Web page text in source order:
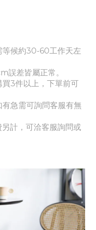
等候約30-60工作天左
誤差皆屬正常。
3件以上，下單前可
急需可詢問客服有無
計，可洽客服詢問或